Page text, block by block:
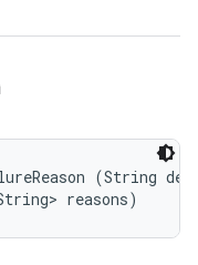
(String
reasons)